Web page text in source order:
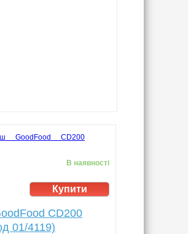
В наявності
CD200
01/4119)